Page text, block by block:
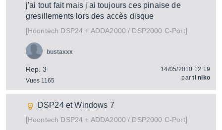
j'ai tout fait mais j'ai toujours ces pinaise de
gresillements lors des accès disque
[Hoontech DSP24 + ADDA2000 / DSP2000 C-Port]
Rep. 3
Vues 1165
bustaxxx
14/05/2010 12:19
parti niko
DSP24 et Windows 7
[Hoontech DSP24 + ADDA2000 / DSP2000 C-Port]